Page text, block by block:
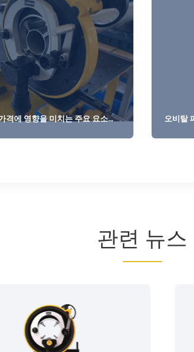
격에 영향을 미치는 주요 요소는
오비탈
관련 뉴스